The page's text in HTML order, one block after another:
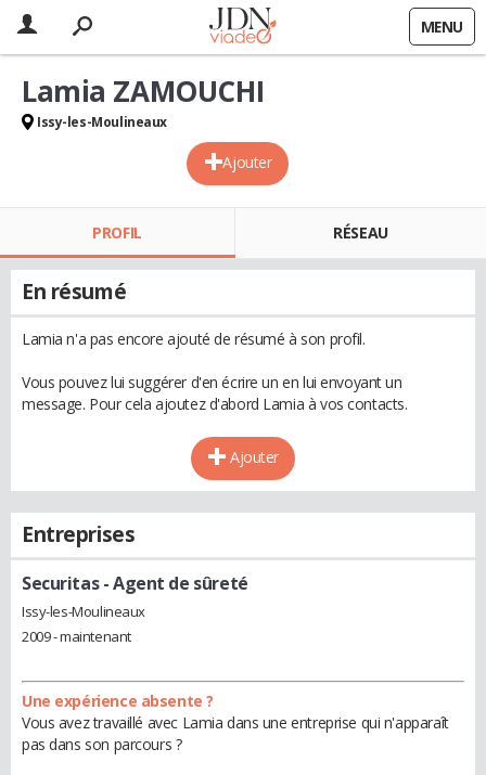
MENU
Ajouter
Lamia ZAMOUCHI
Issy-les-Moulineaux
PROFIL RÉSEAU
En résumé
Lamia n'a pas encore ajouté de résumé à son profil.
Vous pouvez lui suggérer d'en écrire un en lui envoyant un
message. Pour cela ajoutez d'abord Lamia à vos contacts.
Ajouter
Entreprises
Securitas- Agent de sûreté
Issy-les-Moulineaux
2009 - maintenant
Une expérience absente ?
Vous avez travaillé avec Lamia dans une entreprise qui n'apparaît
pas dans son parcours ?